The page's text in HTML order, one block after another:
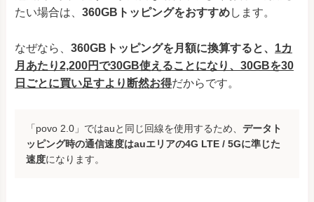
たい場合は、 360GBトッピングをおすすめします。
なぜなら、 360GBトッピングを月額に換算すると、 1カ
月あたり2,200円で30GB使えることになり、30GBを30
日ごとに買い足すより断然お得だからです。
「povo 2.0」ではauと同じ回線を使用するため、 データト
ッピング時の通信速度はauエリアの4G LTE / 5Gに準じた
速度になります。